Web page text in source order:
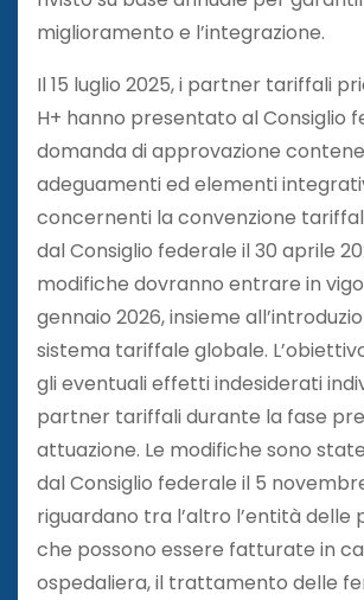
miglioramento e l’integrazione.
Il 15 luglio 2025, i partner tariffali
H+ hanno presentato al Consiglio
domanda di approvazione
adeguamenti ed elementi
concernenti la convenzione
dal Consiglio federale il 30 aprile
modifiche dovranno entrare in
gennaio 2026, insieme
sistema tariffale globale.
gli eventuali effetti indesiderati
partner tariffali durante la fase
attuazione. Le modifiche sono
dal Consiglio federale il 5
riguardano tra l’altro l’entità delle
che possono essere fatturate in
ospedaliera, il trattamento delle